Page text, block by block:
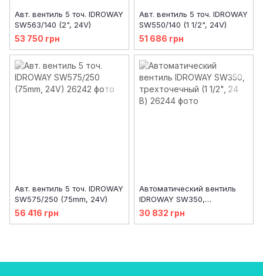
Авт. вентиль 5 точ. IDROWAY
SW563/140 (2", 24V)
53 750 грн
Авт. вентиль 5 точ. IDROWAY
SW550/140 (1 1/2", 24V)
51 686 грн
Авт. вентиль 5 точ. IDROWAY
SW575/250 (75mm, 24V)
56 416 грн
Автоматический вентиль
IDROWAY SW350,
трехточечный (1 1/2", 24 В)
30 832 грн